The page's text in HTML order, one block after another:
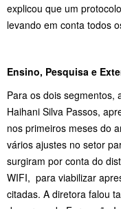
explicou que um
levando em conta todos
Ensino, Pesquisa e
Para os dois segmentos,
Haihani Silva Passos,
nos primeiros meses do
vários ajustes no setor
surgiram por conta do
WIFI, para viabilizar
citadas. A diretora falou